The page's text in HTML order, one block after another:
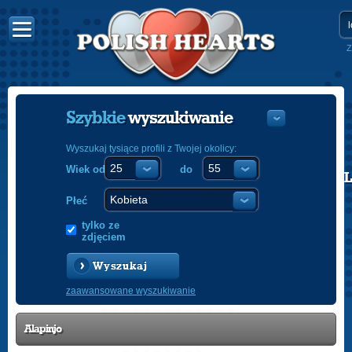
POLISH
Szybkiewyszukiwanie
Wyszukaj tysiące profili z Twojej okolicy:
Wiek od do
Płeć
tylko ze
zdjęciem
Wyszukaj
zaawansowane wyszukiwanie
Alapinjo